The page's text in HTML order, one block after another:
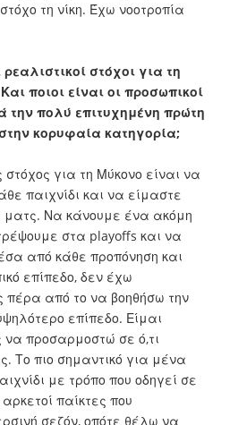
τη νίκη. Έχω νοοτροπία
ρεαλιστικοί στόχοι για τη
ποιοι είναι οι προσωπικοί
την πολύ επιτυχημένη πρώτη
κορυφαία κατηγορία;
στόχος για τη Μύκονο είναι να
παιχνίδι και να είμαστε
ματς. Να κάνουμε ένα ακόμη
στα playoffs και να
από κάθε προπόνηση και
επίπεδο, δεν έχω
πέρα από το να βοηθήσω την
επίπεδο. Είμαι
να προσαρμοστώ σε ό,τι
Το πιο σημαντικό για μένα
με τρόπο που οδηγεί σε
παίκτες που
σεζόν, οπότε θέλω να